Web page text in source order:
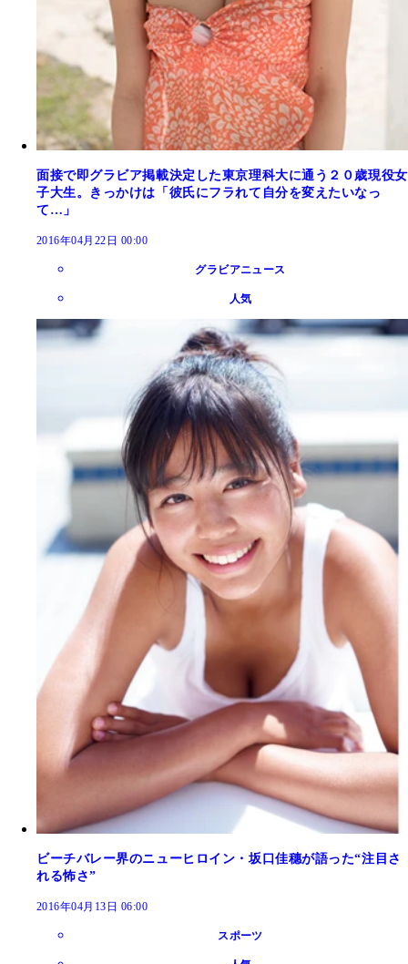
面接で即グラビア掲載決定した東京理科大に通う２０歳現役女
子大生。きっかけは「彼氏にフラれて自分を変えたいなっ
て…」
2016年04月22日 00:00
グラビアニュース
人気
ビーチバレー界のニューヒロイン・坂口佳穗が語った“注目さ
れる怖さ”
2016年04月13日 06:00
スポーツ